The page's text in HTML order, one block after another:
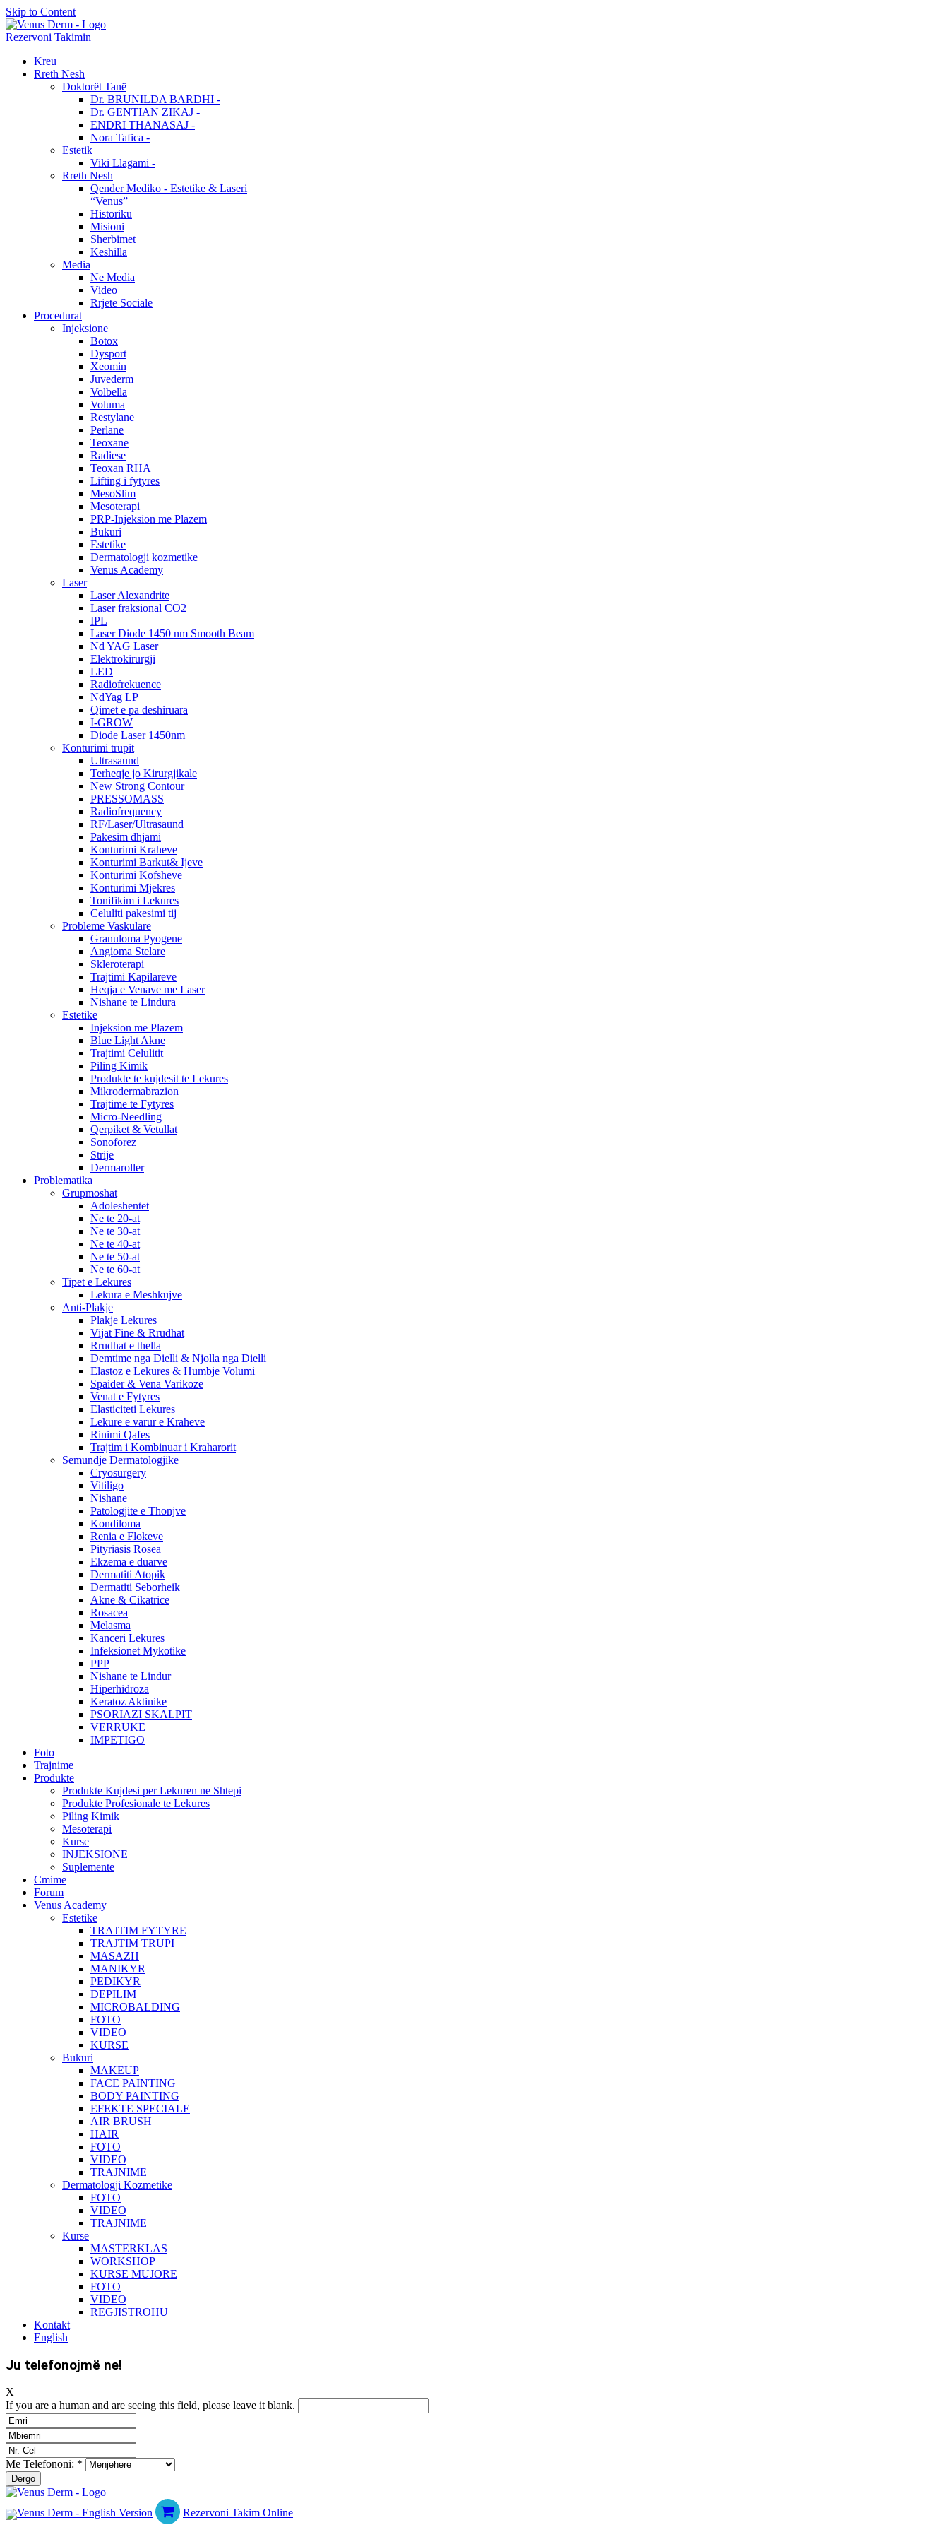
Skip to Content
Rezervoni Takimin
Kreu
Rreth Nesh
Doktorët Tanë
Dr. BRUNILDA BARDHI -
Dr. GENTIAN ZIKAJ -
ENDRI THANASAJ -
Nora Tafica -
Estetik
Viki Llagami -
Rreth Nesh
Qender Mediko - Estetike & Laseri
“Venus”
Historiku
Misioni
Sherbimet
Keshilla
Media
Ne Media
Video
Rrjete Sociale
Procedurat
Injeksione
Botox
Dysport
Xeomin
Juvederm
Volbella
Voluma
Restylane
Perlane
Teoxane
Radiese
Teoxan RHA
Lifting i fytyres
MesoSlim
Mesoterapi
PRP-Injeksion me Plazem
Bukuri
Estetike
Dermatologji kozmetike
Venus Academy
Laser
Laser Alexandrite
Laser fraksional CO2
IPL
Laser Diode 1450 nm Smooth Beam
Nd YAG Laser
Elektrokirurgji
LED
Radiofrekuence
NdYag LP
Qimet e pa deshiruara
I-GROW
Diode Laser 1450nm
Konturimi trupit
Ultrasaund
Terheqje jo Kirurgjikale
New Strong Contour
PRESSOMASS
Radiofrequency
RF/Laser/Ultrasaund
Pakesim dhjami
Konturimi Kraheve
Konturimi Barkut& Ijeve
Konturimi Kofsheve
Konturimi Mjekres
Tonifikim i Lekures
Celuliti pakesimi tij
Probleme Vaskulare
Granuloma Pyogene
Angioma Stelare
Skleroterapi
Trajtimi Kapilareve
Heqja e Venave me Laser
Nishane te Lindura
Estetike
Injeksion me Plazem
Blue Light Akne
Trajtimi Celulitit
Piling Kimik
Produkte te kujdesit te Lekures
Mikrodermabrazion
Trajtime te Fytyres
Micro-Needling
Qerpiket & Vetullat
Sonoforez
Strije
Dermaroller
Problematika
Grupmoshat
Adoleshentet
Ne te 20-at
Ne te 30-at
Ne te 40-at
Ne te 50-at
Ne te 60-at
Tipet e Lekures
Lekura e Meshkujve
Anti-Plakje
Plakje Lekures
Vijat Fine & Rrudhat
Rrudhat e thella
Demtime nga Dielli & Njolla nga Dielli
Elastoz e Lekures & Humbje Volumi
Spaider & Vena Varikoze
Venat e Fytyres
Elasticiteti Lekures
Lekure e varur e Kraheve
Rinimi Qafes
Trajtim i Kombinuar i Kraharorit
Semundje Dermatologjike
Cryosurgery
Vitiligo
Nishane
Patologjite e Thonjve
Kondiloma
Renia e Flokeve
Pityriasis Rosea
Ekzema e duarve
Dermatiti Atopik
Dermatiti Seborheik
Akne & Cikatrice
Rosacea
Melasma
Kanceri Lekures
Infeksionet Mykotike
PPP
Nishane te Lindur
Hiperhidroza
Keratoz Aktinike
PSORIAZI SKALPIT
VERRUKE
IMPETIGO
Foto
Trajnime
Produkte
Produkte Kujdesi per Lekuren ne Shtepi
Produkte Profesionale te Lekures
Piling Kimik
Mesoterapi
Kurse
INJEKSIONE
Suplemente
Cmime
Forum
Venus Academy
Estetike
TRAJTIM FYTYRE
TRAJTIM TRUPI
MASAZH
MANIKYR
PEDIKYR
DEPILIM
MICROBALDING
FOTO
VIDEO
KURSE
Bukuri
MAKEUP
FACE PAINTING
BODY PAINTING
EFEKTE SPECIALE
AIR BRUSH
HAIR
FOTO
VIDEO
TRAJNIME
Dermatologji Kozmetike
FOTO
VIDEO
TRAJNIME
Kurse
MASTERKLAS
WORKSHOP
KURSE MUJORE
FOTO
VIDEO
REGJISTROHU
Kontakt
English
Ju telefonojmë ne!
X
If you are a human and are seeing this field, please leave it blank.
Me Telefononi: *
Rezervoni Takim Online